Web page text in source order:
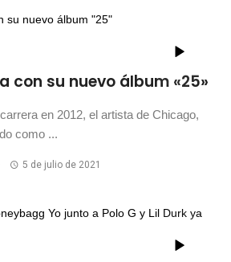
con su nuevo álbum «25»
en 2012, el artista de Chicago,
como ...
5 de julio de 2021